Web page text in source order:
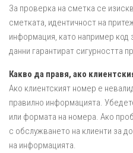
За проверка на сметка се
сметката, идентичност на
информация, като например код
данни гарантират сигурността
Какво да правя, ако
Ако клиентският номер е
правилно информацията.
или формата на номера. Ако
с обслужването на клиенти за
на информацията.